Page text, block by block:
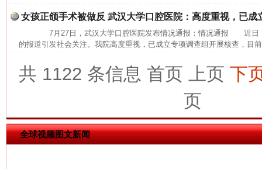
女孩正颌手术被做反 武汉大学口腔医院：高度重视，已成
7月27日，武汉大学口腔医院发布情况通报：情况通报 近日
的报道引发社会关注。我院高度重视，已成立专项调查组开展核查，目
共 1122 条信息 首页 上页 下
页
全球视频图文新闻
网上购药对药下症？